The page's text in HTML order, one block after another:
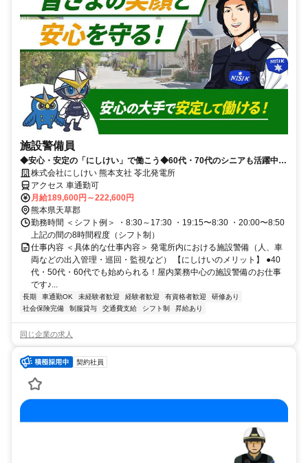
施設警備員
◆安心・安定の「にしけい」で働こう◆60代・70代のシニアも活躍中！
◎警備未経験者も歓迎！屋内業務主体の施設警備募集！
株式会社にしけい 熊本支社 苓北発電所
アクセス 車通勤可
月給189,600円～222,600円
熊本県天草郡
勤務時間 ＜シフト例＞ ・8:30～17:30 ・19:15〜8:30 ・20:00〜8:50
上記の間の8時間程度（シフト制）
仕事内容 ＜具体的な仕事内容＞ 発電所内における施設警備（人、車
両などの出入管理・巡回・監視など） 【にしけいのメリット】 ●40
代・50代・60代でも始められる！屋内業務中心の施設警備のお仕事
です♪...
長期 車通勤OK 未経験者歓迎 経験者歓迎 有資格者歓迎
研修あり
社会保険完備
制服貸与 交通費支給 シフト制 昇給あり
同じ企業の求人
契約社員